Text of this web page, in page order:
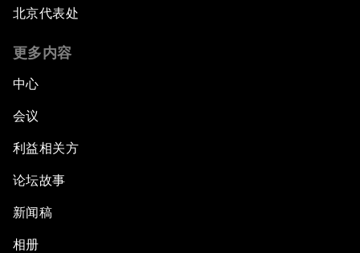
北京代表处
更多内容
中心
会议
利益相关方
论坛故事
新闻稿
相册